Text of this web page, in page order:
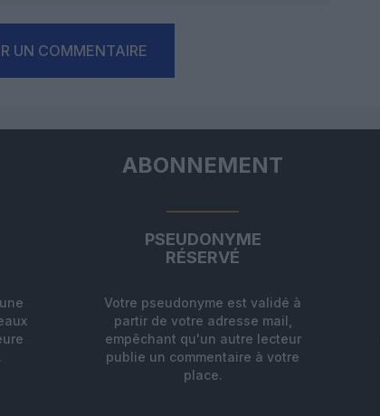
UN COMMENTAIRE
ABONNEMENT
PSEUDONYME
RÉSERVÉ
Votre pseudonyme est validé à
partir de votre adresse mail,
empêchant qu'un autre lecteur
publie un commentaire à votre
place.